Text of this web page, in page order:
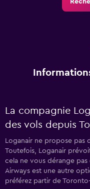
La compagnie
des vols depuis
Loganair ne propose pas
Toutefois, Loganair
cela ne vous dérange
Airways est une autre
préférez partir de